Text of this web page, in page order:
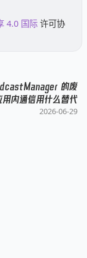
4.0 国际 许可协
的废
用内通信用什么替代
2026-06-29